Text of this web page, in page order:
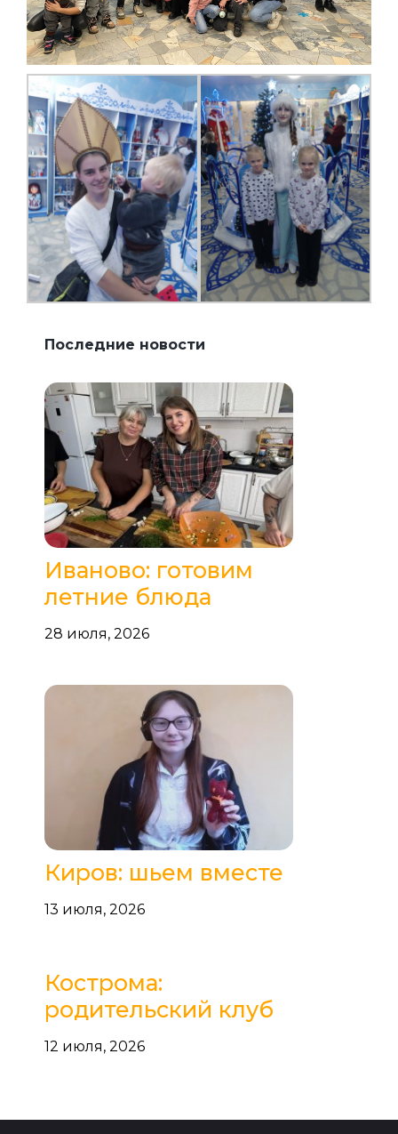
Последние новости
Иваново: готовим
летние блюда
28 июля, 2026
Киров: шьем вместе
13 июля, 2026
Кострома:
родительский клуб
12 июля, 2026